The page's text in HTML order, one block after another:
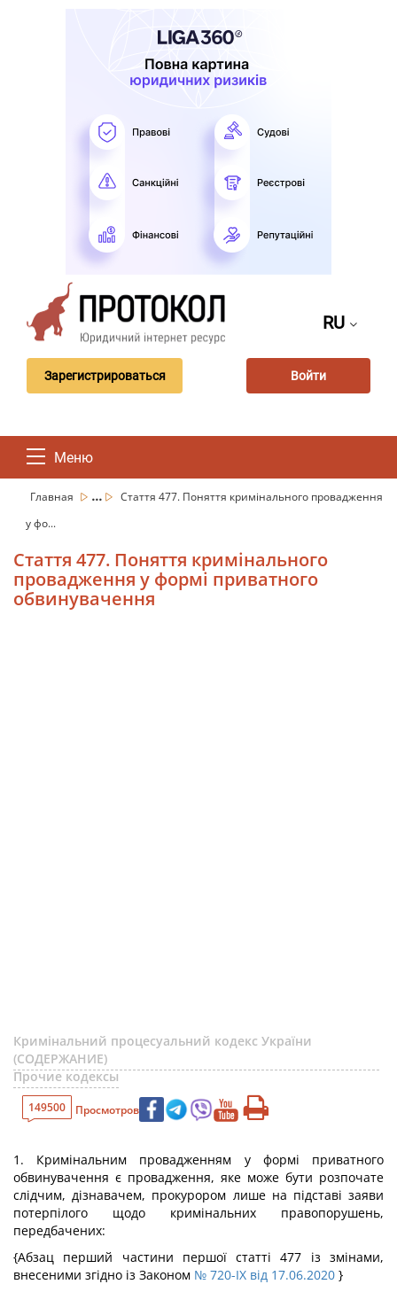
RU
Зарегистрироваться Войти
Меню
Главная ...
Стаття 477. Поняття кримінального провадження
у фо...
Стаття 477. Поняття кримінального
провадження у формі приватного
обвинувачення
Кримінальний процесуальний кодекс України
(СОДЕРЖАНИЕ)
Прочие кодексы
149500 Просмотров
1. Кримінальним провадженням у формі приватного
обвинувачення є провадження, яке може бути розпочате
слідчим, дізнавачем, прокурором лише на підставі заяви
потерпілого щодо кримінальних правопорушень,
передбачених:
{Абзац перший частини першої статті 477 із змінами,
внесеними згідно із Законом № 720-IX від 17.06.2020 }